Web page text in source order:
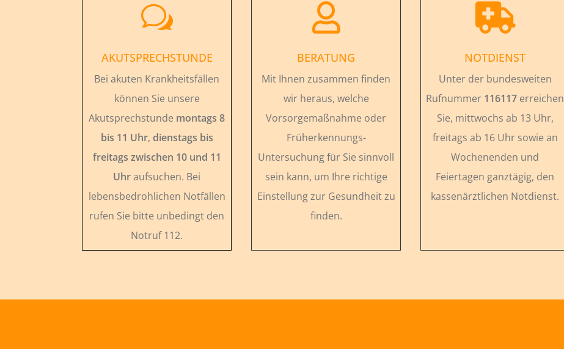
w
AKUTSPRECHSTUNDE
Bei akuten Krankheitsfällen
können Sie unsere
Akutsprechstunde montags 8
bis 11 Uhr, dienstags bis
freitags zwischen 10 und 11
Uhraufsuchen. Bei
lebensbedrohlichen Notfällen
rufen Sie bitte unbedingt den
Notruf 112.

BERATUNG
Mit Ihnen zusammen finden
wir heraus, welche
Vorsorgemaßnahme oder
Früherkennungs-
Untersuchung für Sie sinnvoll
sein kann, um Ihre richtige
Einstellung zur Gesundheit zu
finden.

NOTDIENST
Unter der bundesweiten
Rufnummer 116117 erreichen
Sie, mittwochs ab 13 Uhr,
freitags ab 16 Uhr sowie an
Wochenenden und
Feiertagen ganztägig, den
kassenärztlichen Notdienst.